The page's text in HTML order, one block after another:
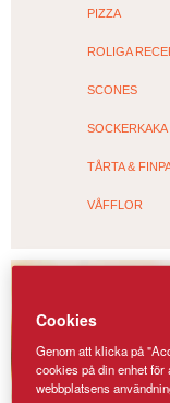
PIZZA
ROLIGA
SCONES
SOCKERKAKA
TÅRTA &
VÅFFLOR
Cookies
Genom att klicka på
cookies på din enhet för
webbplatsens